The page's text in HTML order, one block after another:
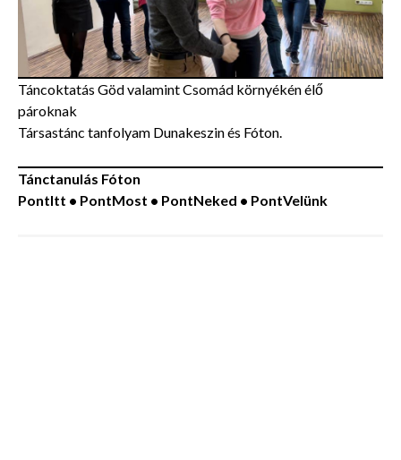
Táncoktatás Göd valamint Csomád környékén élő
pároknak
Társastánc tanfolyam Dunakeszin és Fóton.
Tánctanulás Fóton
PontItt • PontMost • PontNeked • PontVelünk